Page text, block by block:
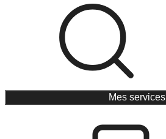
Mes services